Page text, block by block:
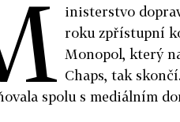
inisterstvo
roku zpřístupní
Monopol, který
Chaps, tak
spolu s mediálním